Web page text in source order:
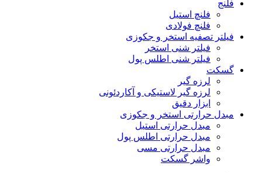
فلنج
فلنچ استیل
فلنچ فولادی
فیلتر تصفیه استخر و جکوزی
فیلتر شنی استخر
فیلتر شنی اطلس پول
گسکت
لرزه گیر
لرزه گیر لاستیکی و آکاردئونی
ابزار دقیق
مبدل حرارتی استخر و جکوزی
مبدل حرارتی استیل
مبدل حرارتی اطلس پول
مبدل حرارتی مسی
واشر گسکت